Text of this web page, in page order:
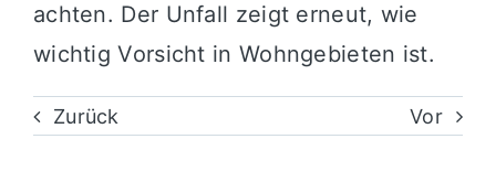
achten. Der Unfall zeigt erneut, wie
wichtig Vorsicht in Wohngebieten ist.
Zurück Vor